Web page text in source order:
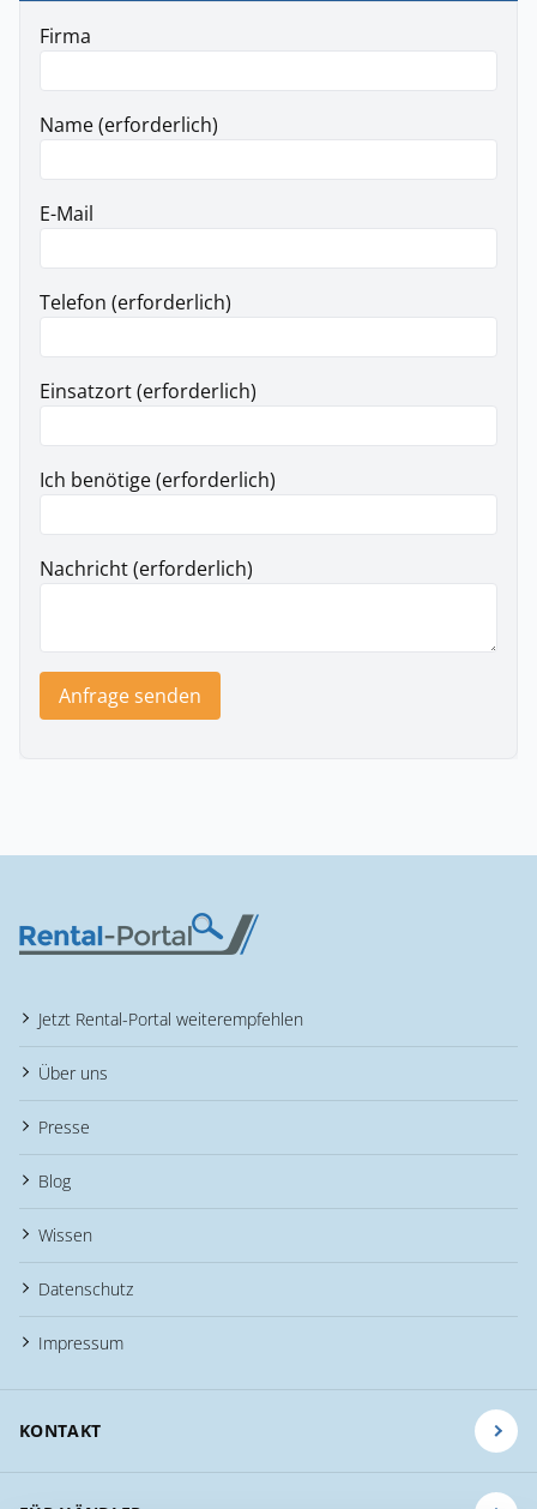
Firma
Name (erforderlich)
E-Mail
Telefon (erforderlich)
Einsatzort (erforderlich)
Ich benötige (erforderlich)
Nachricht (erforderlich)
Anfrage senden
Jetzt Rental-Portal weiterempfehlen
Über uns
Presse
Blog
Wissen
Datenschutz
Impressum
KONTAKT